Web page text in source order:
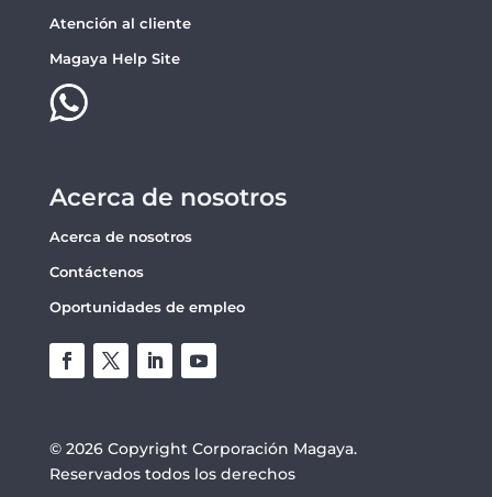
Atención al cliente
Magaya Help Site
Acerca de nosotros
Acerca de nosotros
Contáctenos
Oportunidades de empleo
© 2026 Copyright Corporación Magaya.
Reservados todos los derechos